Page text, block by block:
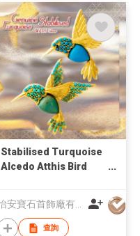
Stabilised Turquoise
Alcedo Atthis Bird
查詢